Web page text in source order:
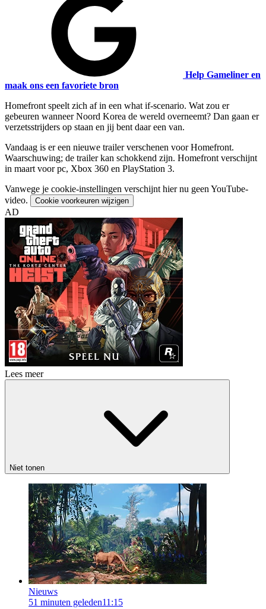
Help Gameliner en
maak ons een favoriete bron
Homefront speelt zich af in een what if-scenario. Wat zou er
gebeuren wanneer Noord Korea de wereld overneemt? Dan gaan er
verzetsstrijders op staan en jij bent daar een van.
Vandaag is er een nieuwe trailer verschenen voor Homefront.
Waarschuwing; de trailer kan schokkend zijn. Homefront verschijnt
in maart voor pc, Xbox 360 en PlayStation 3.
Vanwege je cookie-instellingen verschijnt hier nu geen YouTube-
video.
Cookie voorkeuren wijzigen
AD
Lees meer
Niet tonen
Nieuws
51 minuten geleden11:15